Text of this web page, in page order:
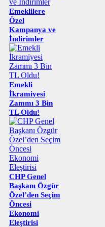
Emeklilere
Özel
Kampanya ve
İndirimler
Emekli
İkramiyesi
Zammı 3 Bin
TL Oldu!
CHP Genel
Başkanı Özgür
Özel’den Seçim
Öncesi
Ekonomi
Eleştirisi